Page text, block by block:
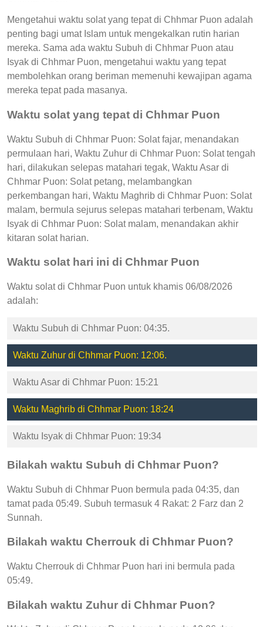
Mengetahui waktu solat yang tepat di Chhmar Puon adalah
penting bagi umat Islam untuk mengekalkan rutin harian
mereka. Sama ada waktu Subuh di Chhmar Puon atau
Isyak di Chhmar Puon, mengetahui waktu yang tepat
membolehkan orang beriman memenuhi kewajipan agama
mereka tepat pada masanya.
Waktu solat yang tepat di Chhmar Puon
Waktu Subuh di Chhmar Puon: Solat fajar, menandakan
permulaan hari, Waktu Zuhur di Chhmar Puon: Solat tengah
hari, dilakukan selepas matahari tegak, Waktu Asar di
Chhmar Puon: Solat petang, melambangkan
perkembangan hari, Waktu Maghrib di Chhmar Puon: Solat
malam, bermula sejurus selepas matahari terbenam, Waktu
Isyak di Chhmar Puon: Solat malam, menandakan akhir
kitaran solat harian.
Waktu solat hari ini di Chhmar Puon
Waktu solat di Chhmar Puon untuk khamis 06/08/2026
adalah:
Waktu Subuh di Chhmar Puon: 04:35.
Waktu Zuhur di Chhmar Puon: 12:06.
Waktu Asar di Chhmar Puon: 15:21
Waktu Maghrib di Chhmar Puon: 18:24
Waktu Isyak di Chhmar Puon: 19:34
Bilakah waktu Subuh di Chhmar Puon?
Waktu Subuh di Chhmar Puon bermula pada 04:35, dan
tamat pada 05:49. Subuh termasuk 4 Rakat: 2 Farz dan 2
Sunnah.
Bilakah waktu Cherrouk di Chhmar Puon?
Waktu Cherrouk di Chhmar Puon hari ini bermula pada
05:49.
Bilakah waktu Zuhur di Chhmar Puon?